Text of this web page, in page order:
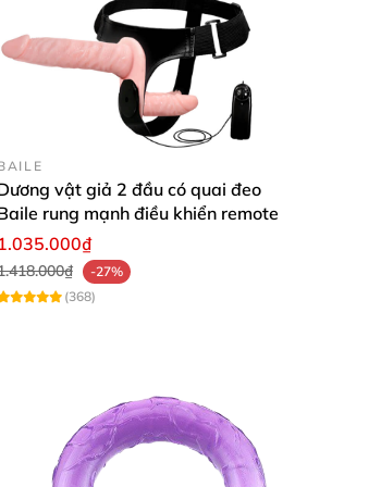
su).
vật giả 2 đầu có quai đeo
rung mạnh điều khiển remote
1.035.000₫
-27%
(368)